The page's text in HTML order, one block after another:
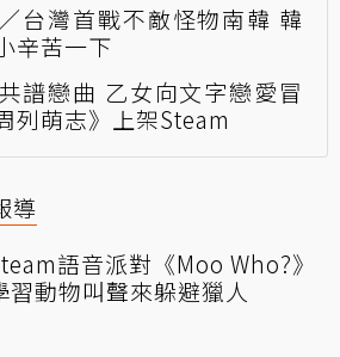
台灣首戰不敵怪物南韓 韓
辛苦一下
譜戀曲 乙女向文字戀愛冒
列萌志》上架Steam
導
語音派對《Moo Who?》
習動物叫聲來躲避獵人